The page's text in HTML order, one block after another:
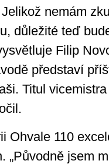
nemám
důležité teď
Filip
představí
Titul
Ohvale 110
„Původně jsem